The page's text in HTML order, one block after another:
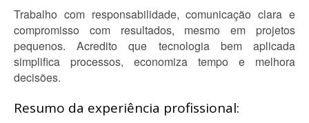
Trabalho com responsabilidade, comunicação clara e
compromisso com resultados, mesmo em projetos
pequenos. Acredito que tecnologia bem aplicada
simplifica processos, economiza tempo e melhora
decisões.
Resumo da experiência profissional: